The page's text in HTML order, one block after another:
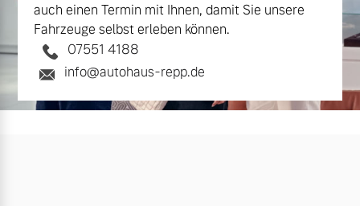
auch einen Termin mit Ihnen, damit Sie unsere
Fahrzeuge selbst erleben können.
07551 4188
info@autohaus-repp.de